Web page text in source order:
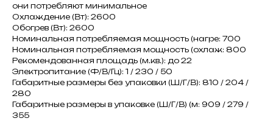
они потребляют минимальное
Охлаждение (Вт): 2600
Обогрев (Вт): 2600
Номинальная потребляемая мощность (нагре: 700
Номинальная потребляемая мощность (охлаж: 800
Рекомендованная площадь (м.кв.): до 22
Электропитание (Ф/В/Гц): 1 / 230 / 50
Габаритные размеры без упаковки (Ш/Г/В): 810 / 204 /
280
Габаритные размеры в упаковке (Ш/Г/В) (м: 909 / 279 /
355